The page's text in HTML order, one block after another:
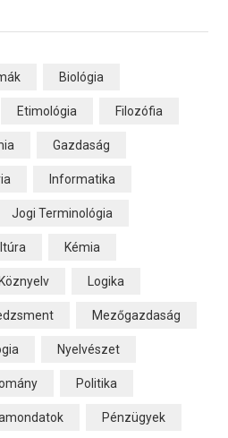
Biológia
Etimológia Filozófia
Gazdaság
Informatika
Jogi Terminológia
Kémia
Logika
Mezőgazdaság
Nyelvészet
Politika
Pénzügyek